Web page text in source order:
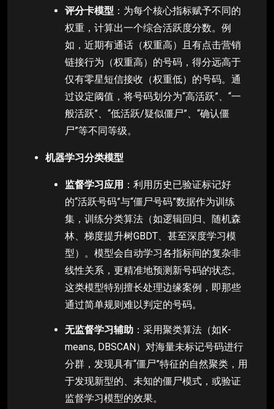
评分卡模型 ：为每个核心指标赋予不同的
权重，计算出一个综合活跃度分数。例
如，近期有通话（权重高）且有点击营销
链接行为（权重高）的号码，得分远高于
仅有零星短信接收（权重低）的号码。通
过设定阈值，将号码划分为“高活跃”、“一
般活跃”、“低活跃/疑似僵尸”、“确认僵
尸”等不同等级。
机器学习分类模型
监督学习应用 ：利用历史已验证标记好
的“活跃号码”与“僵尸号码”数据作为训练
集，训练分类算法（如逻辑回归、随机森
林、梯度提升树GBDT、甚至深度学习模
型）。模型会自动学习各指标间的复杂非
线性关系，更精准地预测新号码的状态。
这类模型特别擅长处理边缘案例，即那些
通过简单规则难以判定的号码。
无监督学习辅助 ：采用聚类算法（如K-
means, DBSCAN）对海量未标记号码进行
分群，发现具有“僵尸”特征的自然聚类，用
于发现新型的、未知的僵尸模式，或验证
监督学习模型的效果。